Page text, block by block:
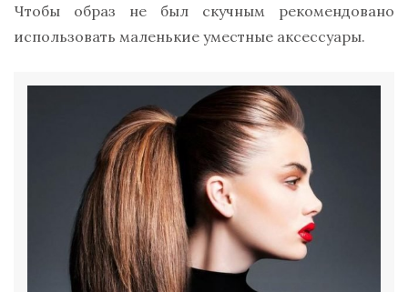
Чтобы образ не был скучным рекомендовано
использовать маленькие уместные аксессуары.